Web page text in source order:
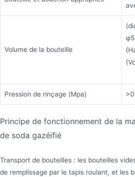
Volume de la bouteille
Pression de rinçage (Mpa)
Principe de fonctionnement de la
de soda gazéifié
Transport de bouteilles : les bouteilles
de remplissage par le tapis roulant, et les